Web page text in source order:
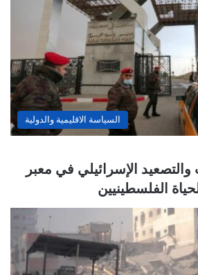
السياسة الاقليمية والدولية
الإسرائيلي في معبر
الفلسطينيين